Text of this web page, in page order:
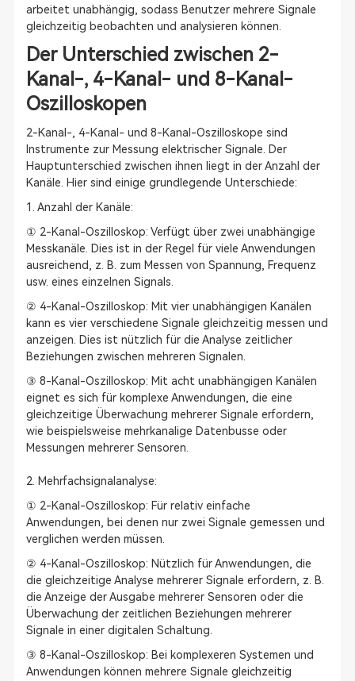
arbeitet unabhängig, sodass Benutzer mehrere Signale
gleichzeitig beobachten und analysieren können.
Der Unterschied zwischen 2-
Kanal-, 4-Kanal- und 8-Kanal-
Oszilloskopen
2-Kanal-, 4-Kanal- und 8-Kanal-Oszilloskope sind
Instrumente zur Messung elektrischer Signale. Der
Hauptunterschied zwischen ihnen liegt in der Anzahl der
Kanäle. Hier sind einige grundlegende Unterschiede:
1. Anzahl der Kanäle:
① 2-Kanal-Oszilloskop: Verfügt über zwei unabhängige
Messkanäle. Dies ist in der Regel für viele Anwendungen
ausreichend, z. B. zum Messen von Spannung, Frequenz
usw. eines einzelnen Signals.
② 4-Kanal-Oszilloskop: Mit vier unabhängigen Kanälen
kann es vier verschiedene Signale gleichzeitig messen und
anzeigen. Dies ist nützlich für die Analyse zeitlicher
Beziehungen zwischen mehreren Signalen.
③ 8-Kanal-Oszilloskop: Mit acht unabhängigen Kanälen
eignet es sich für komplexe Anwendungen, die eine
gleichzeitige Überwachung mehrerer Signale erfordern,
wie beispielsweise mehrkanalige Datenbusse oder
Messungen mehrerer Sensoren.
2. Mehrfachsignalanalyse:
① 2-Kanal-Oszilloskop: Für relativ einfache
Anwendungen, bei denen nur zwei Signale gemessen und
verglichen werden müssen.
② 4-Kanal-Oszilloskop: Nützlich für Anwendungen, die
die gleichzeitige Analyse mehrerer Signale erfordern, z. B.
die Anzeige der Ausgabe mehrerer Sensoren oder die
Überwachung der zeitlichen Beziehungen mehrerer
Signale in einer digitalen Schaltung.
③ 8-Kanal-Oszilloskop: Bei komplexeren Systemen und
Anwendungen können mehrere Signale gleichzeitig